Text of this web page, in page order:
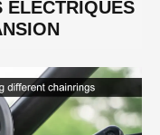
ÉLECTRIQUES